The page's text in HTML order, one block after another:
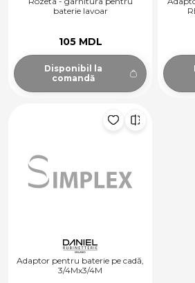
baterie lavoar
105 MDL
Disponibil la
comandă
Adaptor pentru baterie pe cadă,
3/4Mx3/4M